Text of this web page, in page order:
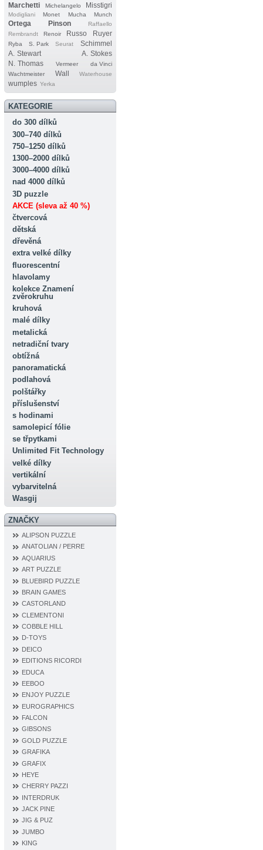
Marchetti Michelangelo Misstigri
Modigliani Monet Mucha Munch
Ortega Pinson
Raffaello
Rembrandt
Renoir Russo Ruyer
Ryba S. Park Seurat
Schimmel
A. Stewart
A. Stokes
N. Thomas
Vermeer
da Vinci
Wachtmeister
Wall Waterhouse
wumples Yerka
KATEGORIE
do 300 dílků
300–740 dílků
750–1250 dílků
1300–2000 dílků
3000–4000 dílků
nad 4000 dílků
3D puzzle
AKCE (sleva až 40 %)
čtvercová
dětská
dřevěná
extra velké dílky
fluorescentní
hlavolamy
kolekce Znamení
zvěrokruhu
kruhová
malé dílky
metalická
netradiční tvary
obtížná
panoramatická
podlahová
polštářky
příslušenství
s hodinami
samolepicí fólie
se třpytkami
Unlimited Fit Technology
velké dílky
vertikální
vybarvitelná
Wasgij
ZNAČKY
ALIPSON PUZZLE
ANATOLIAN / PERRE
AQUARIUS
ART PUZZLE
BLUEBIRD PUZZLE
BRAIN GAMES
CASTORLAND
CLEMENTONI
COBBLE HILL
D‐TOYS
DEICO
EDITIONS RICORDI
EDUCA
EEBOO
ENJOY PUZZLE
EUROGRAPHICS
FALCON
GIBSONS
GOLD PUZZLE
GRAFIKA
GRAFIX
HEYE
CHERRY PAZZI
INTERDRUK
JACK PINE
JIG & PUZ
JUMBO
KING